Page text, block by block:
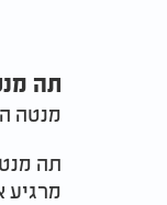
תה
מנטה
תה
מרגיע